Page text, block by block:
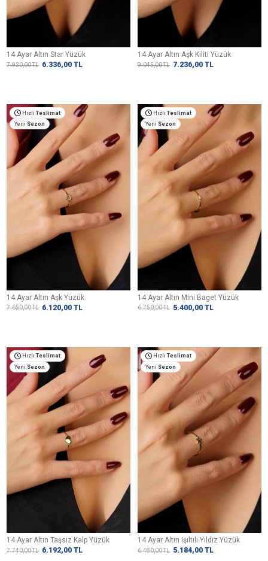
14 Ayar Altın Star Yüzük
7.920,00TL 6.336,00 TL
14 Ayar Altın Aşk Kiliti Yüzük
9.045,00TL 7.236,00 TL
Hızlı Teslimat
Yeni Sezon
14 Ayar Altın Aşk Yüzük
7.650,00TL 6.120,00 TL
Hızlı Teslimat
Yeni Sezon
14 Ayar Altın Mini Baget Yüzük
6.750,00TL 5.400,00 TL
Hızlı Teslimat
Yeni Sezon
14 Ayar Altın Taşsız Kalp Yüzük
7.740,00TL 6.192,00 TL
Hızlı Teslimat
Yeni Sezon
14 Ayar Altın Işıltılı Yıldız Yüzük
6.480,00TL 5.184,00 TL